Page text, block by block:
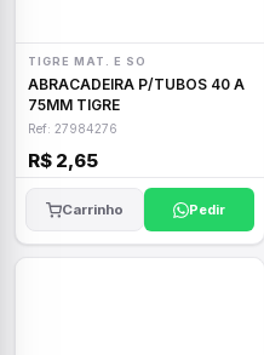
TIGRE MAT. E SO
ABRACADEIRA P/TUBOS 40 A
75MM TIGRE
Ref: 27984276
R$ 2,65
Carrinho Pedir